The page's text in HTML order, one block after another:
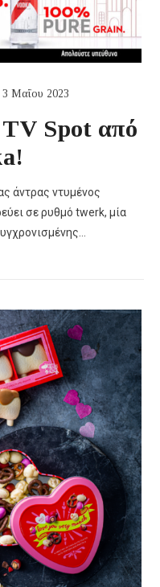
3 Μαΐου 2023
ΤV Spot από
άντρας ντυμένος
σε ρυθμό twerk, μία